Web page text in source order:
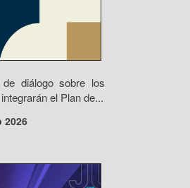
de diálogo sobre los
el Plan de...
2026